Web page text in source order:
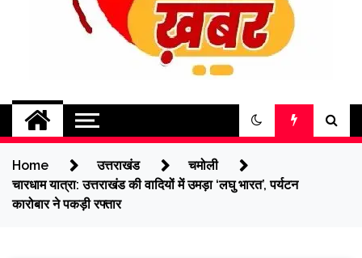
jantakikhabar
Home उत्तराखंड
चमोली
चारधाम यात्रा: उत्तराखंड की वादियों में उमड़ा ‘लघु भारत’, पर्यटन
कारोबार ने पकड़ी रफ्तार